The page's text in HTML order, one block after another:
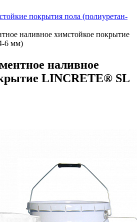
покрытия пола (полиуретан-
наливное химстойкое покрытие
6 мм)
наливное
LINCRETE® SL